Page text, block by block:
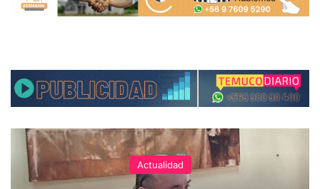
Actualidad